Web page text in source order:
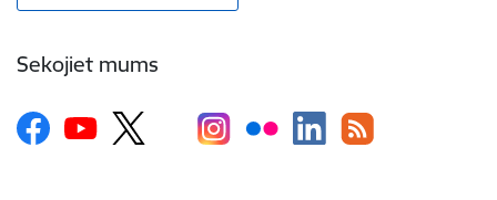
Sekojiet mums